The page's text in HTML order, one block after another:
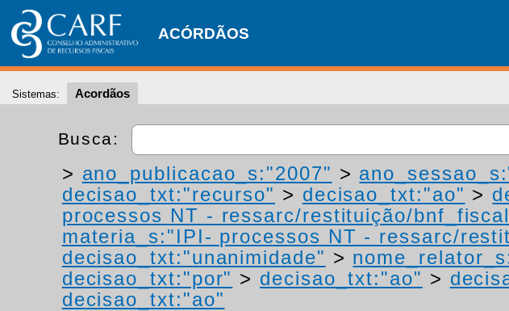
ACÓRDÃOS
Sistemas: Acordãos
Busca:
> ano_publicacao_s:"2007" >
decisao_txt:"recurso" > decisao_txt:"ao" >
processos NT - ressarc/restituição/
materia_s:"IPI- processos NT - ressarc/
decisao_txt:"unanimidade" >
decisao_txt:"por" > decisao_txt:"ao" >
decisao_txt:"ao"